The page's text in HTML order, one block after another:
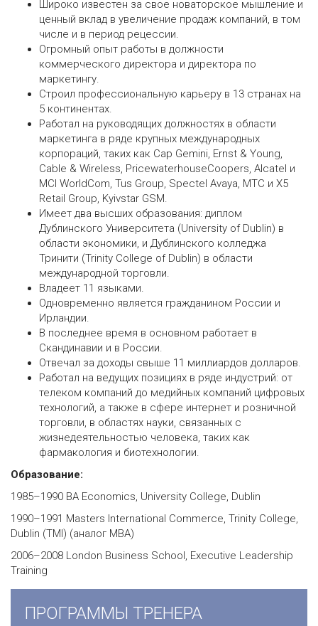
Широко известен за свое новаторское мышление и
ценный вклад в увеличение продаж компаний, в том
числе и в период рецессии.
Огромный опыт работы в должности
коммерческого директора и директора по
маркетингу.
Строил профессиональную карьеру в 13 странах на
5 континентах.
Работал на руководящих должностях в области
маркетинга в ряде крупных международных
корпораций, таких как Cap Gemini, Ernst & Young,
Cable & Wireless, PricewaterhouseCoopers, Alcatel и
MCI WorldCom, Tus Group, Spectel Avaya, МТС и X5
Retail Group, Kyivstar GSM.
Имеет два высших образования: диплом
Дублинского Университета (University of Dublin) в
области экономики, и Дублинского колледжа
Тринити (Trinity College of Dublin) в области
международной торговли.
Владеет 11 языками.
Одновременно является гражданином России и
Ирландии.
В последнее время в основном работает в
Скандинавии и в России.
Отвечал за доходы свыше 11 миллиардов долларов.
Работал на ведущих позициях в ряде индустрий: от
телеком компаний до медийных компаний цифровых
технологий, а также в сфере интернет и розничной
торговли, в областях науки, связанных с
жизнедеятельностью человека, таких как
фармакология и биотехнологии.
Образование:
1985–1990 BA Economics, University College, Dublin
1990–1991 Masters International Commerce, Trinity College,
Dublin (TMI) (аналог МВА)
2006–2008 London Business School, Executive Leadership
Training
ПРОГРАММЫ ТРЕНЕРА